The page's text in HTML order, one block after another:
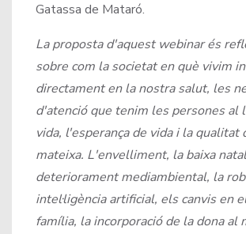
Gatassa de Mataró.
La proposta d'aquest webinar és
sobre com la societat en què vivim
directament en la nostra salut, les
d'atenció que tenim les persones al
vida, l'esperança de vida i la qualitat
mateixa. L'envelliment, la baixa
deteriorament mediambiental, la
intel·ligència artificial, els canvis en
família, la incorporació de la dona al